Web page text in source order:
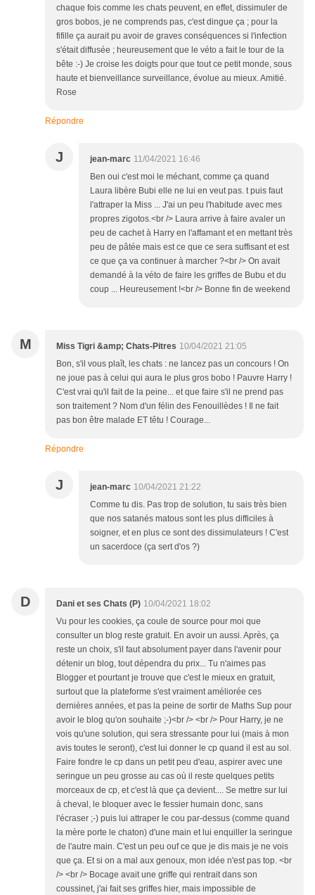
chaque fois comme les chats peuvent, en effet, dissimuler de
gros bobos, je ne comprends pas, c'est dingue ça ; pour la
fifille ça aurait pu avoir de graves conséquences si l'infection
s'était diffusée ; heureusement que le véto a fait le tour de la
bête :-) Je croise les doigts pour que tout ce petit monde, sous
haute et bienveillance surveillance, évolue au mieux. Amitié.
Rose
Répondre
J jean-marc 11/04/2021 16:46
Ben oui c'est moi le méchant, comme ça quand
Laura libère Bubi elle ne lui en veut pas. t puis faut
l'attraper la Miss ... J'ai un peu l'habitude avec mes
propres zigotos.<br /> Laura arrive à faire avaler un
peu de cachet à Harry en l'affamant et en mettant très
peu de pâtée mais est ce que ce sera suffisant et est
ce que ça va continuer à marcher ?<br /> On avait
demandé à la véto de faire les griffes de Bubu et du
coup ... Heureusement !<br /> Bonne fin de weekend
M Miss Tigri &amp; Chats-Pitres 10/04/2021 21:05
Bon, s'il vous plaît, les chats : ne lancez pas un concours ! On
ne joue pas à celui qui aura le plus gros bobo ! Pauvre Harry !
C'est vrai qu'il fait de la peine... et que faire s'il ne prend pas
son traitement ? Nom d'un félin des Fenouillèdes ! Il ne fait
pas bon être malade ET têtu ! Courage...
Répondre
J jean-marc 10/04/2021 21:22
Comme tu dis. Pas trop de solution, tu sais très bien
que nos satanés matous sont les plus difficiles à
soigner, et en plus ce sont des dissimulateurs ! C'est
un sacerdoce (ça sert d'os ?)
D Dani et ses Chats (P) 10/04/2021 18:02
Vu pour les cookies, ça coule de source pour moi que
consulter un blog reste gratuit. En avoir un aussi. Après, ça
reste un choix, s'il faut absolument payer dans l'avenir pour
détenir un blog, tout dépendra du prix... Tu n'aimes pas
Blogger et pourtant je trouve que c'est le mieux en gratuit,
surtout que la plateforme s'est vraiment améliorée ces
dernières années, et pas la peine de sortir de Maths Sup pour
avoir le blog qu'on souhaite ;-)<br /> <br /> Pour Harry, je ne
vois qu'une solution, qui sera stressante pour lui (mais à mon
avis toutes le seront), c'est lui donner le cp quand il est au sol.
Faire fondre le cp dans un petit peu d'eau, aspirer avec une
seringue un peu grosse au cas où il reste quelques petits
morceaux de cp, et c'est là que ça devient.... Se mettre sur lui
à cheval, le bloquer avec le fessier humain donc, sans
l'écraser ;-) puis lui attraper le cou par-dessus (comme quand
la mère porte le chaton) d'une main et lui enquiller la seringue
de l'autre main. C'est un peu ouf ce que je dis mais je ne vois
que ça. Et si on a mal aux genoux, mon idée n'est pas top. <br
/> <br /> Bocage avait une griffe qui rentrait dans son
coussinet, j'ai fait ses griffes hier, mais impossible de